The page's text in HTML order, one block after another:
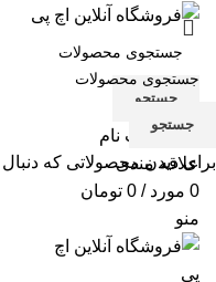
جستجو
ورود / ثبت نام
علاقه مندی
0 مورد /
0 تومان
منو
جستجو
برای دیدن محصولاتی که